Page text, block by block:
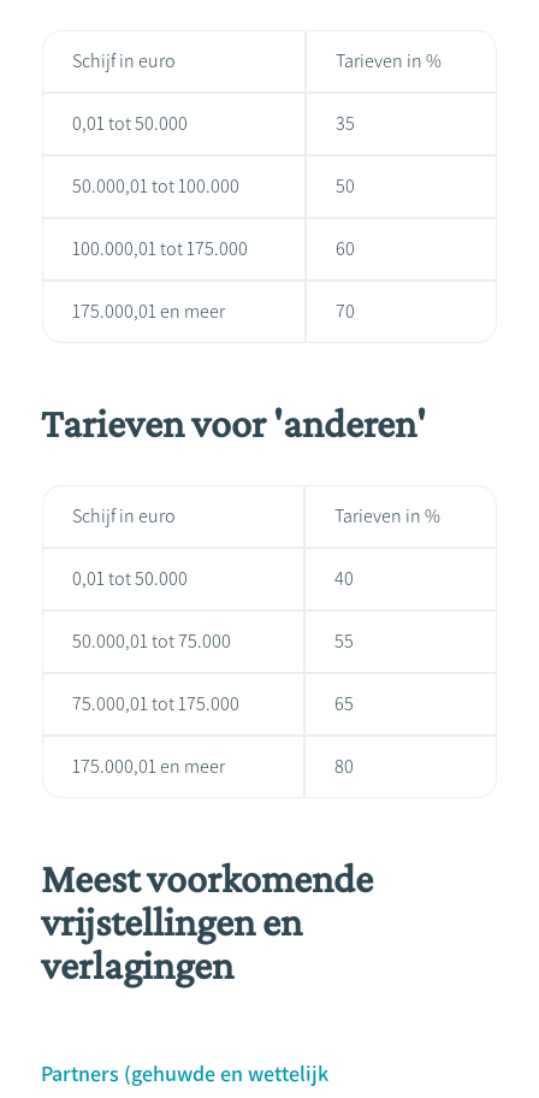
Schijf in euro Tarieven in %
0,01 tot 50.000 35
50.000,01 tot 100.000 50
100.000,01 tot 175.000 60
175.000,01 en meer 70
Tarieven voor 'anderen'
Schijf in euro Tarieven in %
0,01 tot 50.000 40
50.000,01 tot 75.000 55
75.000,01 tot 175.000 65
175.000,01 en meer 80
Meest voorkomende
vrijstellingen en
verlagingen
Partners (gehuwde en wettelijk